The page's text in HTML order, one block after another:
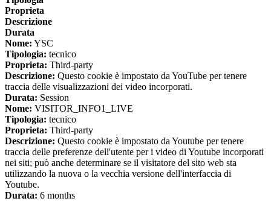
Proprieta
Descrizione
Durata
Nome: YSC
Tipologia: tecnico
Proprieta: Third-party
Descrizione: Questo cookie è impostato da YouTube per tenere
traccia delle visualizzazioni dei video incorporati.
Durata: Session
Nome: VISITOR_INFO1_LIVE
Tipologia: tecnico
Proprieta: Third-party
Descrizione: Questo cookie è impostato da Youtube per tenere
traccia delle preferenze dell'utente per i video di Youtube incorporati
nei siti; può anche determinare se il visitatore del sito web sta
utilizzando la nuova o la vecchia versione dell'interfaccia di
Youtube.
Durata: 6 months